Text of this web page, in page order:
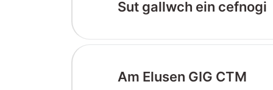
Sut gallwch ein cefnogi
Am Elusen GIG CTM